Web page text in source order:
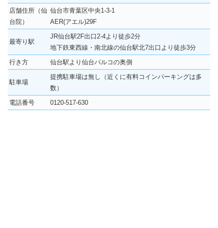
店舗住所（仙
台院）
仙台市青葉区中央1-3-1
AER(アエル)29F
最寄り駅
JR仙台駅2F出口2-4より徒歩2分
地下鉄東西線・南北線の仙台駅北7出口より徒歩3分
行き方
仙台駅より仙台パルコの奥側
駐車場
提携駐車場は無し（近くに有料コインパーキングは多
数）
電話番号
0120-517-630